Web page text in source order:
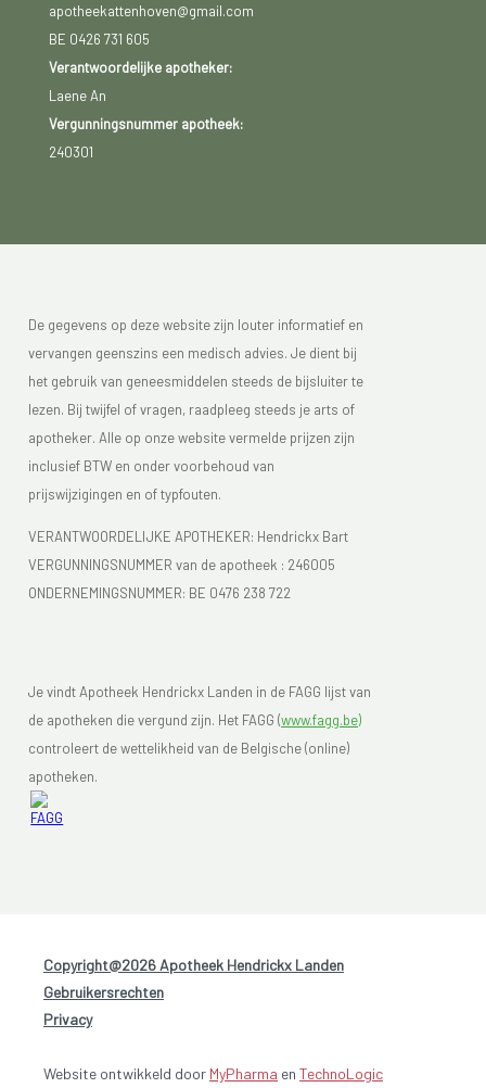
apotheekattenhoven@gmail.com
BE 0426 731 605
Verantwoordelijke apotheker:
Laene An
Vergunningsnummer apotheek:
240301
De gegevens op deze website zijn louter informatief en
vervangen geenszins een medisch advies. Je dient bij
het gebruik van geneesmiddelen steeds de bijsluiter te
lezen. Bij twijfel of vragen, raadpleeg steeds je arts of
apotheker. Alle op onze website vermelde prijzen zijn
inclusief BTW en onder voorbehoud van
prijswijzigingen en of typfouten.
VERANTWOORDELIJKE APOTHEKER: Hendrickx Bart
VERGUNNINGSNUMMER van de apotheek : 246005
ONDERNEMINGSNUMMER: BE 0476 238 722
Je vindt Apotheek Hendrickx Landen in de FAGG lijst van
de apotheken die vergund zijn. Het FAGG (www.fagg.be)
controleert de wettelikheid van de Belgische (online)
apotheken.
Copyright@2026 Apotheek Hendrickx Landen
Gebruikersrechten
Privacy
Website ontwikkeld door MyPharma en TechnoLogic